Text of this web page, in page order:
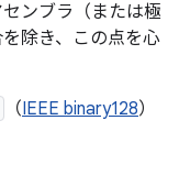
ンブラ（または極
除き、この点を心
（IEEE binary128）